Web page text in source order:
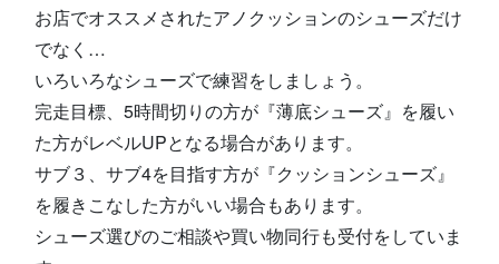
お店でオススメされたアノクッションのシューズだけ
でなく…
いろいろなシューズで練習をしましょう。
完走目標、5時間切りの方が『薄底シューズ』を履い
た方がレベルUPとなる場合があります。
サブ３、サブ4を目指す方が『クッションシューズ』
を履きこなした方がいい場合もあります。
シューズ選びのご相談や買い物同行も受付をしていま